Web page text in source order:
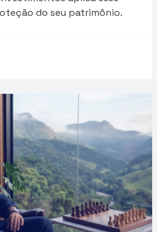
do seu patrimônio.